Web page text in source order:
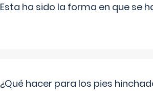
Esta ha sido la forma en que se
¿Qué hacer para los pies